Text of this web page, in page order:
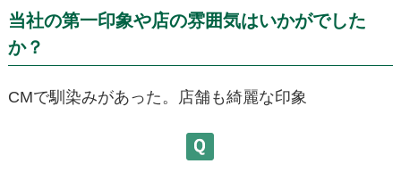
当社の第一印象や店の雰囲気はいかがでした
か？
CMで馴染みがあった。店舗も綺麗な印象